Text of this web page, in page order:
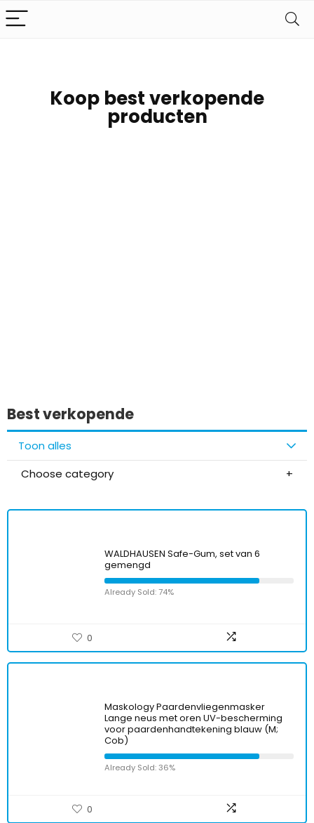
Koop best verkopende
producten
Best verkopende
Toon alles
Choose category
WALDHAUSEN Safe-Gum, set van 6
gemengd
Already Sold: 74%
0
Maskology Paardenvliegenmasker
Lange neus met oren UV-bescherming
voor paardenhandtekening blauw (M;
Cob)
Already Sold: 36%
0